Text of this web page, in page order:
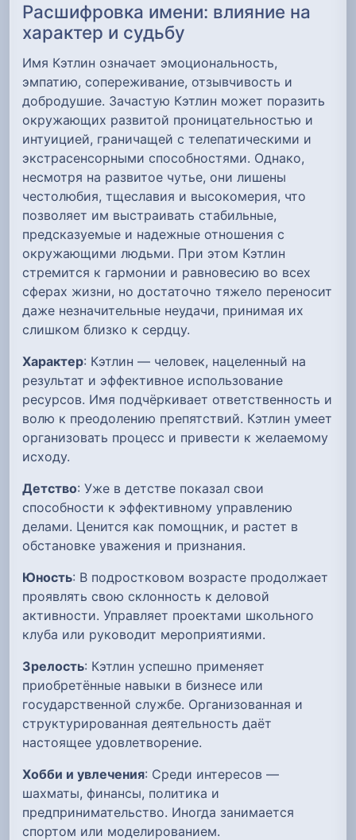
Расшифровка имени: влияние на
характер и судьбу
Имя Кэтлин означает эмоциональность,
эмпатию, сопереживание, отзывчивость и
добродушие. Зачастую Кэтлин может поразить
окружающих развитой проницательностью и
интуицией, граничащей с телепатическими и
экстрасенсорными способностями. Однако,
несмотря на развитое чутье, они лишены
честолюбия, тщеславия и высокомерия, что
позволяет им выстраивать стабильные,
предсказуемые и надежные отношения с
окружающими людьми. При этом Кэтлин
стремится к гармонии и равновесию во всех
сферах жизни, но достаточно тяжело переносит
даже незначительные неудачи, принимая их
слишком близко к сердцу.
Характер: Кэтлин — человек, нацеленный на
результат и эффективное использование
ресурсов. Имя подчёркивает ответственность и
волю к преодолению препятствий. Кэтлин умеет
организовать процесс и привести к желаемому
исходу.
Детство: Уже в детстве показал свои
способности к эффективному управлению
делами. Ценится как помощник, и растет в
обстановке уважения и признания.
Юность: В подростковом возрасте продолжает
проявлять свою склонность к деловой
активности. Управляет проектами школьного
клуба или руководит мероприятиями.
Зрелость: Кэтлин успешно применяет
приобретённые навыки в бизнесе или
государственной службе. Организованная и
структурированная деятельность даёт
настоящее удовлетворение.
Хобби и увлечения: Среди интересов —
шахматы, финансы, политика и
предпринимательство. Иногда занимается
спортом или моделированием.